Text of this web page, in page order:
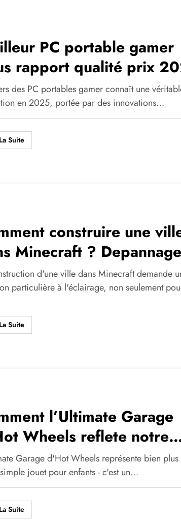
PC portable gamer
rapport qualité prix
innovations qui
des PC portables gamer connaît une
en 2025, portée par des innovations…
Suite
construire une
Minecraft ? Depannage
problemes d’eclairage
de monstres
d'une ville dans Minecraft demande
particulière à l'éclairage, non seulement
Suite
l’Ultimate Garage
Wheels reflete notre
automobile
Garage d'Hot Wheels représente bien plus
jouet pour enfants - c'est un…
Suite